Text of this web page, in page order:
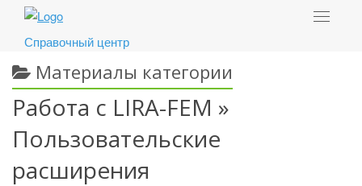
Toggle
Справочный центр
Материалы категории
Работа с LIRA-FEM »
Пользовательские
расширения